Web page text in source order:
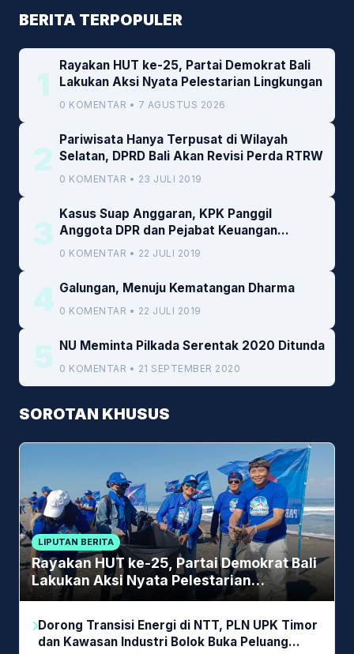
BERITA TERPOPULER
1
Rayakan HUT ke-25, Partai Demokrat Bali
Lakukan Aksi Nyata Pelestarian Lingkungan
0 KOMENTAR • 7 AGUSTUS 2026
2
Pariwisata Hanya Terpusat di Wilayah
Selatan, DPRD Bali Akan Revisi Perda RTRW
0 KOMENTAR • 23 JULI 2019
3
Kasus Suap Anggaran, KPK Panggil
Anggota DPR dan Pejabat Keuangan
Kemenkeu
0 KOMENTAR • 22 JULI 2019
4 Galungan, Menuju Kematangan Dharma
0 KOMENTAR • 22 JULI 2019
5 NU Meminta Pilkada Serentak 2020 Ditunda
0 KOMENTAR • 21 SEPTEMBER 2020
SOROTAN KHUSUS
LIPUTAN BERITA
Rayakan HUT ke-25, Partai Demokrat Bali
Lakukan Aksi Nyata Pelestarian
Lingkungan
Dorong Transisi Energi di NTT, PLN UPK Timor
dan Kawasan Industri Bolok Buka Peluang